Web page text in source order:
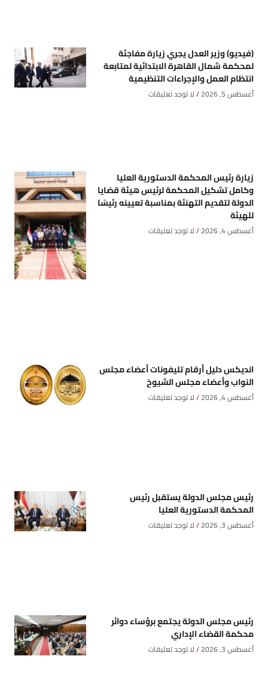
(فيديو) وزير العدل يجري زيارة مفاجئة
لمحكمة شمال القاهرة الابتدائية لمتابعة
انتظام العمل والإجراءات التنظيمية
أغسطس 5, 2026 لا توجد تعليقات
زيارة رئيس المحكمة الدستورية العليا
وكامل تشكيل المحكمة لرئيس هيئة قضايا
الدولة لتقديم التهنئة بمناسبة تعيينه رئيسًا
للهيئة
أغسطس 4, 2026 لا توجد تعليقات
انديكس دليل أرقام تليفونات أعضاء مجلس
النواب وأعضاء مجلس الشيوخ
أغسطس 4, 2026 لا توجد تعليقات
رئيس مجلس الدولة يستقبل رئيس
المحكمة الدستورية العليا
أغسطس 3, 2026 لا توجد تعليقات
رئيس مجلس الدولة يجتمع برؤساء دوائر
محكمة القضاء الإداري
أغسطس 3, 2026 لا توجد تعليقات